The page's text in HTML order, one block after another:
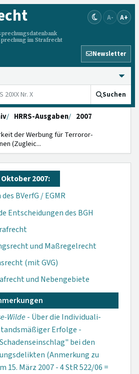
im Strafrecht
A- A+
Newsletter
Suchen
HRRS-Ausgaben
2007
der Wer­bung für Terroror­
(Zugleic...
2007:
BVerfG / EGMR
Entscheidungen des BGH
und Maßregelrecht
(mit GVG)
und Nebengebiete
Wilde- Über die Individuali­
Erfolge -
bei den
(Anmerkung zu
15. März 2007 - 4 StR 522/06 =